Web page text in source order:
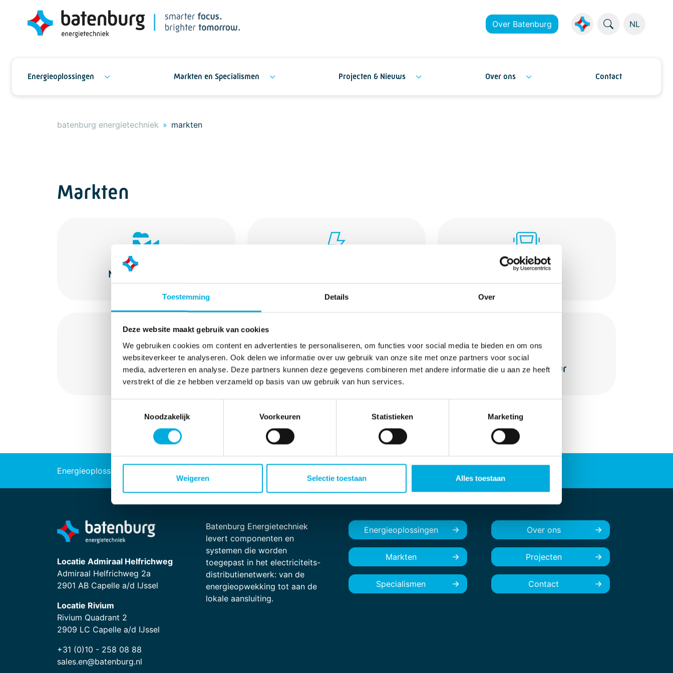
Toestemming Details Over
Deze website maakt gebruik van cookies
We gebruiken cookies om content en advertenties te personaliseren, om functies voor social media te bieden en om ons
websiteverkeer te analyseren. Ook delen we informatie over uw gebruik van onze site met onze partners voor social
media, adverteren en analyse. Deze partners kunnen deze gegevens combineren met andere informatie die u aan ze heeft
verstrekt of die ze hebben verzameld op basis van uw gebruik van hun services.
Noodzakelijk
Voorkeuren Statistieken Marketing
Weigeren Selectie toestaan Alles toestaan
Over Batenburg NL
Energieoplossingen Markten en Specialismen Projecten & Nieuws Over ons Contact
batenburg energietechniek markten
Markten
Netwerkbedrijven Railinfra
Zonne-energie Windenergie Laadinfrastructuur
Energieoplossingen
Locatie Admiraal Helfrichweg
Admiraal Helfrichweg 2a
2901 AB Capelle a/d IJssel
Locatie Rivium
Rivium Quadrant 2
2909 LC Capelle a/d IJssel
+31 (0)10 - 258 08 88
sales.en@batenburg.nl
Batenburg Energietechniek
levert componenten en
systemen die worden
toegepast in het electriciteits-
distributienetwerk: van de
energieopwekking tot aan de
lokale aansluiting.
Energieoplossingen
Markten
Specialismen
Over ons
Projecten
Contact